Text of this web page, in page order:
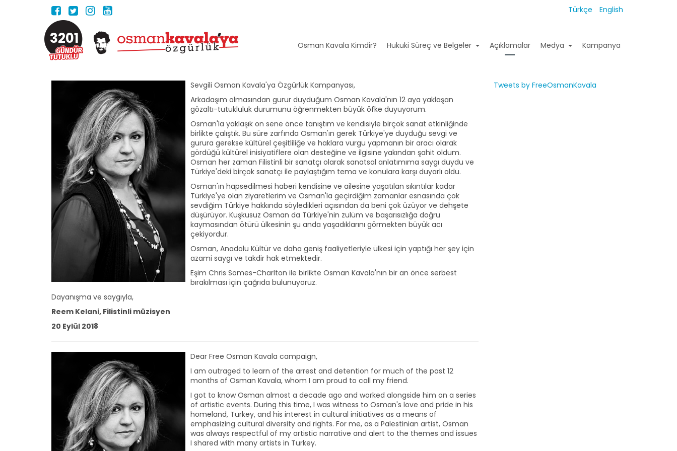
Türkçe English
3201 Osman Kavala Kimdir? Hukuki Süreç ve Belgeler Açıklamalar Medya Kampanya
Sevgili Osman Kavala'ya Özgürlük Kampanyası,
Arkadaşım olmasından gurur duyduğum Osman Kavala'nın 12 aya yaklaşan
gözaltı-tutukluluk durumunu öğrenmekten büyük öfke duyuyorum.
Osman'la yaklaşık on sene önce tanıştım ve kendisiyle birçok sanat etkinliğinde
birlikte çalıştık. Bu süre zarfında Osman'ın gerek Türkiye'ye duyduğu sevgi ve
gurura gerekse kültürel çeşitliliğe ve haklara vurgu yapmanın bir aracı olarak
gördüğü kültürel inisiyatiflere olan desteğine ve ilgisine yakından şahit oldum.
Osman her zaman Filistinli bir sanatçı olarak sanatsal anlatımıma saygı duydu ve
Türkiye'deki birçok sanatçı ile paylaştığım tema ve konulara karşı duyarlı oldu.
Osman'ın hapsedilmesi haberi kendisine ve ailesine yaşatılan sıkıntılar kadar
Türkiye'ye olan ziyaretlerim ve Osman'la geçirdiğim zamanlar esnasında çok
sevdiğim Türkiye hakkında söyledikleri açısından da beni çok üzüyor ve dehşete
düşürüyor. Kuşkusuz Osman da Türkiye'nin zulüm ve başarısızlığa doğru
kaymasından ötürü ülkesinin şu anda yaşadıklarını görmekten büyük acı
çekiyordur.
Osman, Anadolu Kültür ve daha geniş faaliyetleriyle ülkesi için yaptığı her şey için
azami saygı ve takdir hak etmektedir.
Eşim Chris Somes-Charlton ile birlikte Osman Kavala'nın bir an önce serbest
bırakılması için çağrıda bulunuyoruz.
Dayanışma ve saygıyla,
Reem Kelani, Filistinli müzisyen
20 Eylül 2018
Dear Free Osman Kavala campaign,
I am outraged to learn of the arrest and detention for much of the past 12
months of Osman Kavala, whom I am proud to call my friend.
I got to know Osman almost a decade ago and worked alongside him on a series
of artistic events. During this time, I was witness to Osman's love and pride in his
homeland, Turkey, and his interest in cultural initiatives as a means of
emphasizing cultural diversity and rights. For me, as a Palestinian artist, Osman
was always respectful of my artistic narrative and alert to the themes and issues
I shared with many artists in Turkey.
Tweets by FreeOsmanKavala